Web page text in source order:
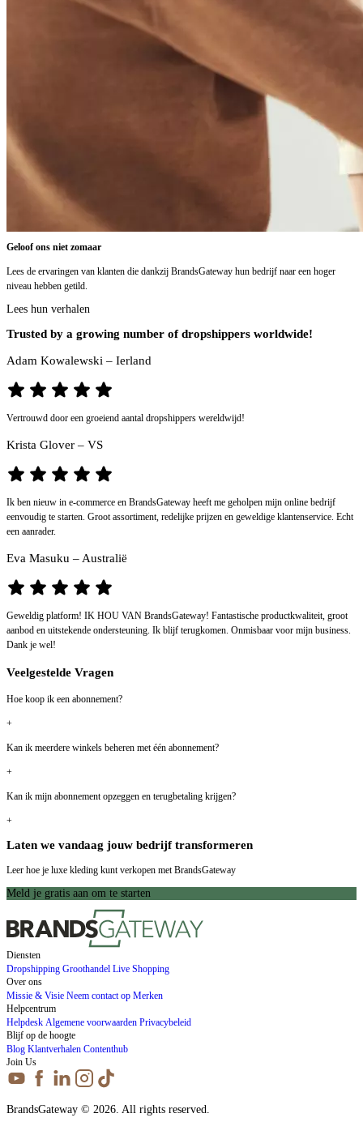
Geloof ons niet zomaar
Lees de ervaringen van klanten die dankzij BrandsGateway hun bedrijf naar een hoger
niveau hebben getild.
Lees hun verhalen
Trusted by a growing number of dropshippers worldwide!
Adam Kowalewski – Ierland
Vertrouwd door een groeiend aantal dropshippers wereldwijd!
Krista Glover – VS
Ik ben nieuw in e-commerce en BrandsGateway heeft me geholpen mijn online bedrijf
eenvoudig te starten. Groot assortiment, redelijke prijzen en geweldige klantenservice. Echt
een aanrader.
Eva Masuku – Australië
Geweldig platform! IK HOU VAN BrandsGateway! Fantastische productkwaliteit, groot
aanbod en uitstekende ondersteuning. Ik blijf terugkomen. Onmisbaar voor mijn business.
Dank je wel!
Veelgestelde Vragen
Hoe koop ik een abonnement?
+
Kan ik meerdere winkels beheren met één abonnement?
+
Kan ik mijn abonnement opzeggen en terugbetaling krijgen?
+
Laten we vandaag jouw bedrijf transformeren
Leer hoe je luxe kleding kunt verkopen met BrandsGateway
Meld je gratis aan om te starten
Diensten
Dropshipping Groothandel Live Shopping
Over ons
Missie & Visie Neem contact op Merken
Helpcentrum
Helpdesk Algemene voorwaarden Privacybeleid
Blijf op de hoogte
Blog Klantverhalen Contenthub
Join Us
BrandsGateway © 2026. All rights reserved.